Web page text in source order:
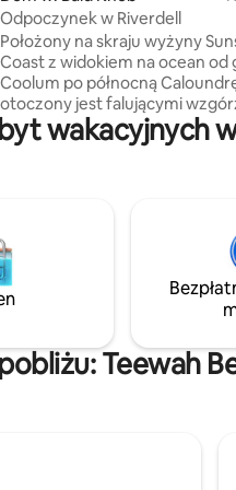
Odpoczynek w Riverdell
Położony na skraju wyżyny
Coast z widokiem na ocean od
Coolum po północną
otoczony jest falującymi
i 166 akrami bujnych zielonych
na których hoduje się bydło
z widokiem na 360 stopni, gdzie
tej wysokości są zawsze
za noc obejmuje pobyt 2 osób
(dla 4 osób) i drewno opałowe
noc. Opłata za zwierzę
sprzątanie w celu zachowania
wakacyjnych
Teewah